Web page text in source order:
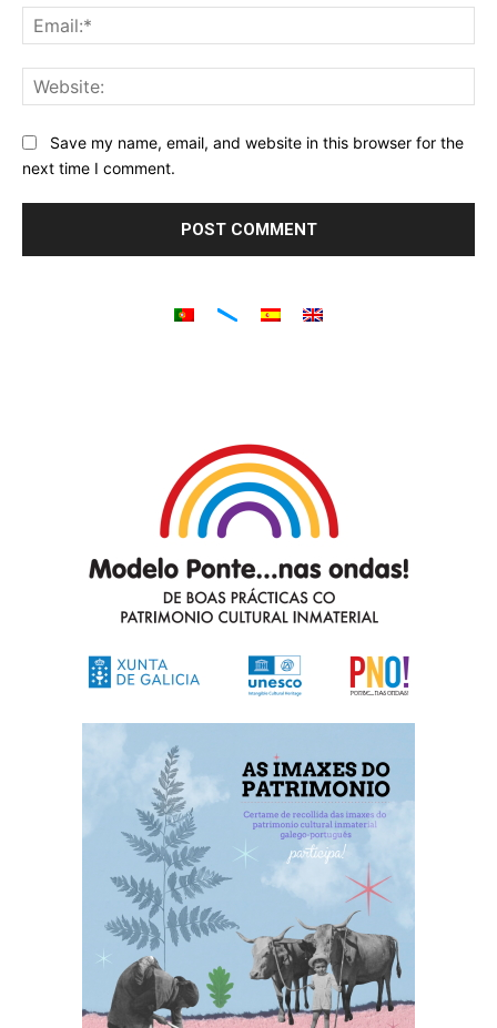
Save my name, email, and website in this browser for the
next time I comment.